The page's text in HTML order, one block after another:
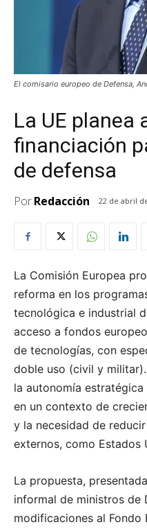
El comisario europeo de Defensa,
La UE planea
financiación
de defensa
PorRedacción 22 de abril
La Comisión Europea
reforma en los
tecnológica e industrial
acceso a fondos
de tecnologías, con
doble uso (civil y
la autonomía
en un contexto de
y la necesidad de
externos, como Estados
La propuesta,
informal de ministros de
modificaciones al Fondo